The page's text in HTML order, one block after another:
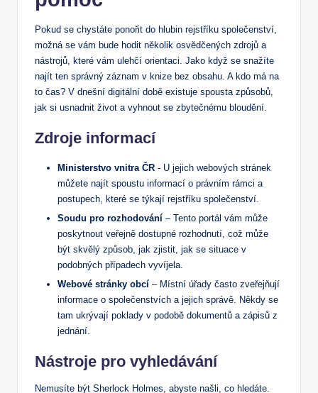
Pokud se chystáte ponořit do hlubin rejstříku ‌společenství,
možná se vám bude hodit⁢ několik osvědčených zdrojů a⁤
nástrojů, ​které ‍vám ulehčí orientaci. Jako když se snažíte
najít ten správný záznam ⁢v knize bez​ obsahu. A kdo má na
to čas? V dnešní digitální době existuje spousta způsobů,
⁢jak si usnadnit ⁢život ‌a vyhnout⁤ se zbytečnému‌ bloudění.
Zdroje ⁤informací
Ministerstvo vnitra ČR -⁣ U jejich webových stránek
můžete najít spoustu ⁤informací​ o právním rámci a‍
postupech, které se týkají rejstříku ⁤společenství.
Soudu ​pro rozhodování – Tento portál ⁤vám může
poskytnout veřejně dostupné rozhodnutí, což může
⁤být skvělý způsob, jak zjistit, jak ⁣se⁤ situace v⁢
podobných případech ​vyvíjela.
Webové⁢ stránky obcí – Místní ‌úřady ‌často zveřejňují
informace o společenstvích⁣ a jejich správě. Někdy se
tam ukrývají poklady v podobě dokumentů‍ a zápisů z
jednání.
Nástroje ​pro vyhledávání
Nemusíte být ‍Sherlock Holmes, abyste našli,​ co ‌hledáte.